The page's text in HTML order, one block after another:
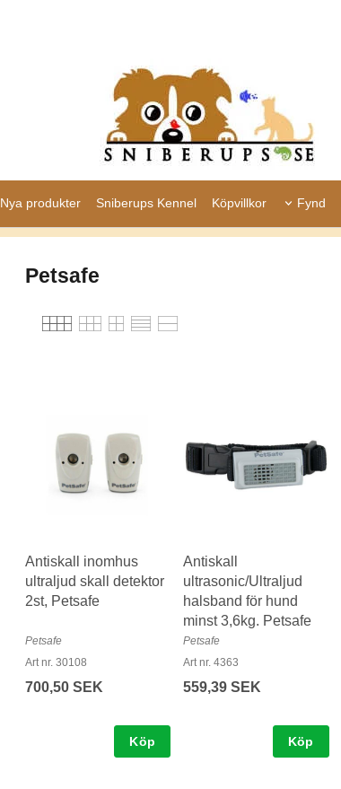
Nya produkter Sniberups Kennel Köpvillkor Fynd
Petsafe
Antiskall inomhus
ultraljud skall detektor
2st, Petsafe
Petsafe
Art nr. 30108
700,50 SEK
Köp
Antiskall
ultrasonic/Ultraljud
halsband för hund
minst 3,6kg. Petsafe
Petsafe
Art nr. 4363
559,39 SEK
Köp